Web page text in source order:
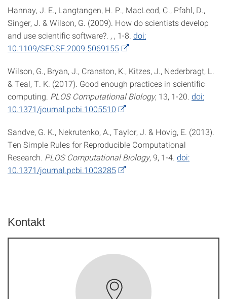
Hannay, J. E., Langtangen, H. P., MacLeod, C., Pfahl, D.,
Singer, J. & Wilson, G. (2009). How do scientists develop
and use scientific software?. , , 1-8. doi:
10.1109/SECSE.2009.5069155
Wilson, G., Bryan, J., Cranston, K., Kitzes, J., Nederbragt, L.
& Teal, T. K. (2017). Good enough practices in scientific
computing. PLOS Computational Biology, 13, 1-20. doi:
10.1371/journal.pcbi.1005510
Sandve, G. K., Nekrutenko, A., Taylor, J. & Hovig, E. (2013).
Ten Simple Rules for Reproducible Computational
Research. PLOS Computational Biology, 9, 1-4. doi:
10.1371/journal.pcbi.1003285
Kontakt